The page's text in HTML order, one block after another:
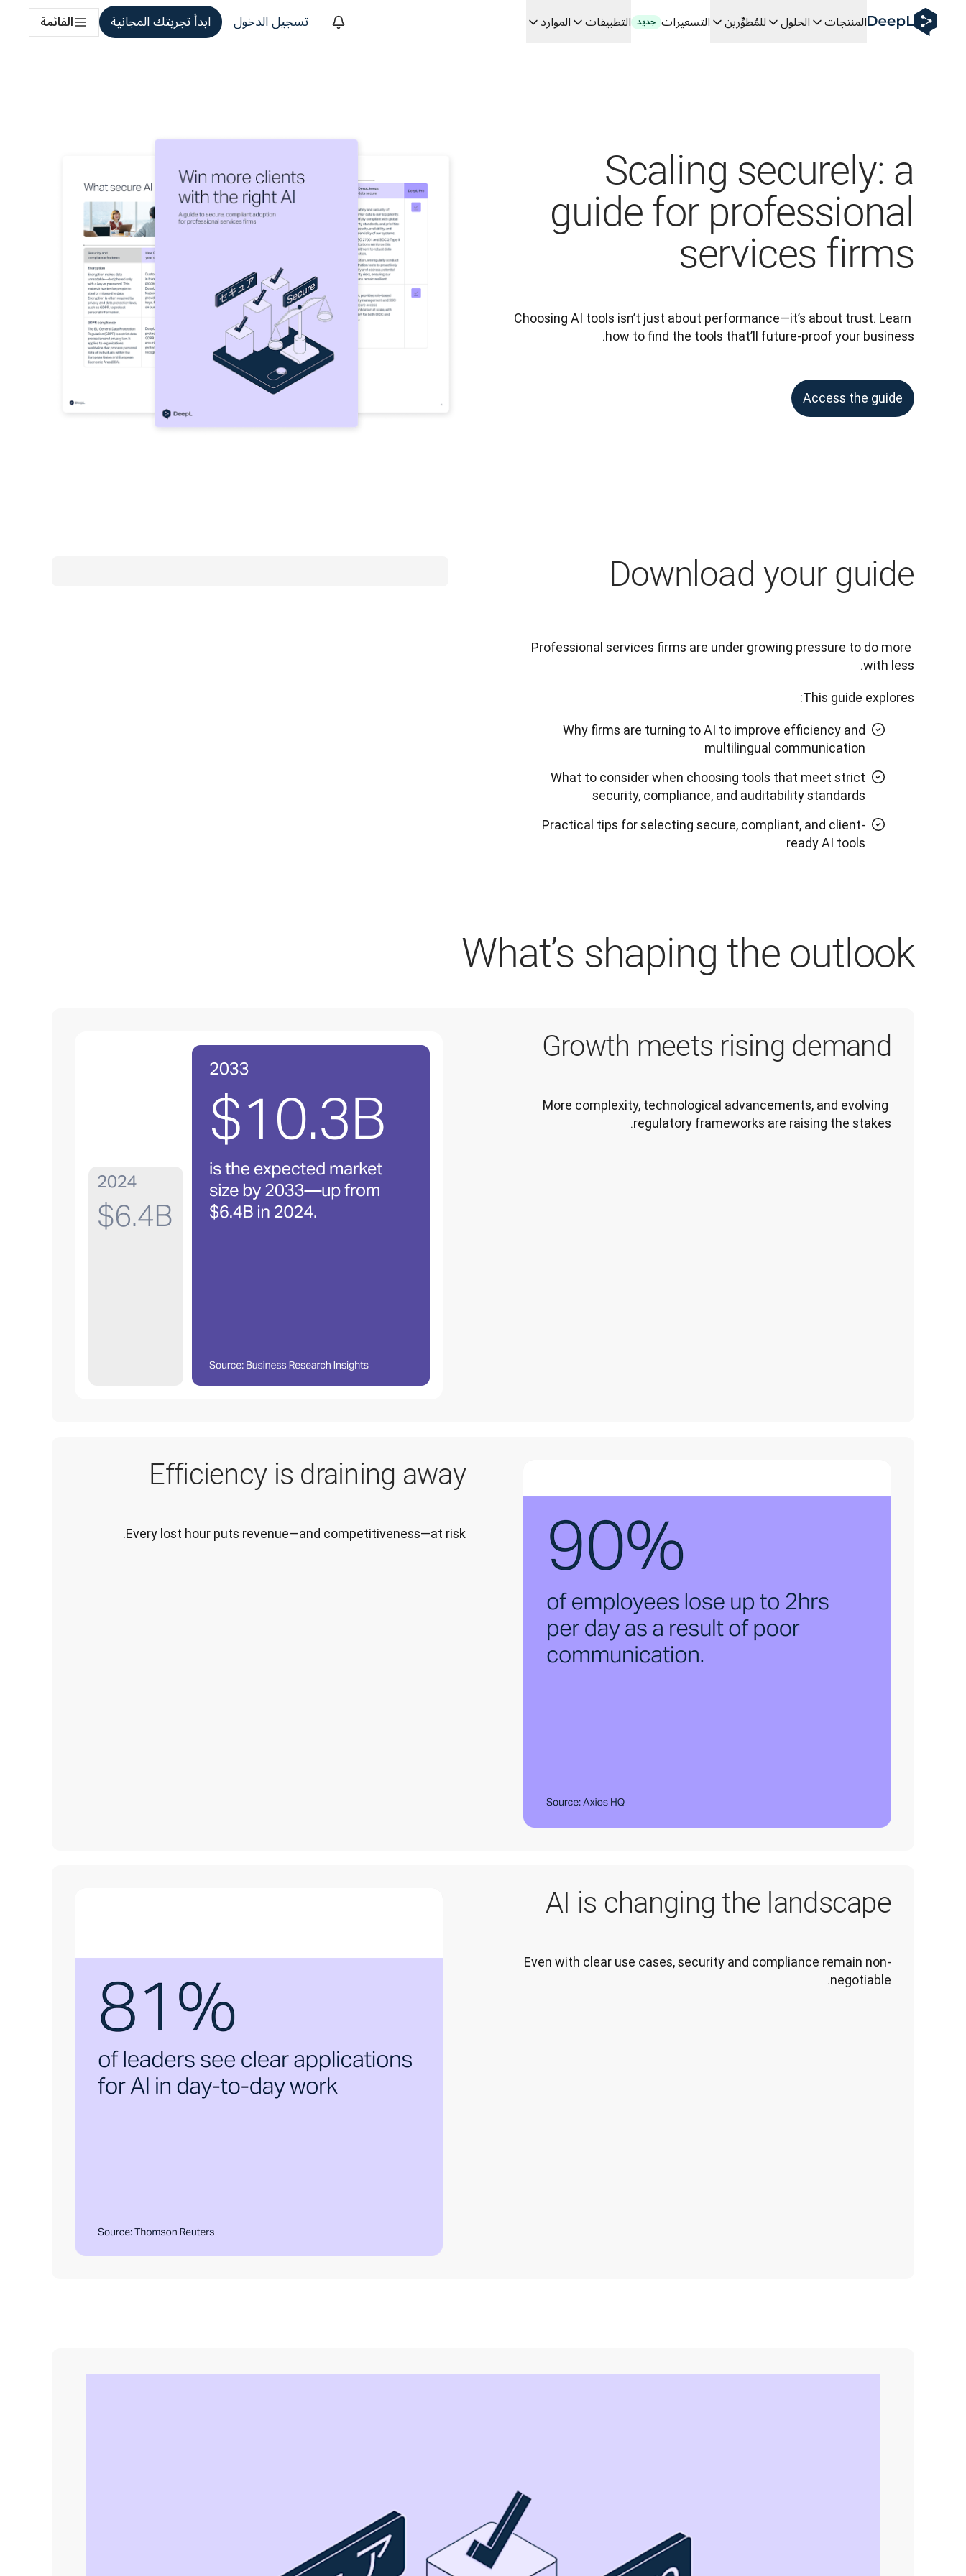
DeepL لوكلاء الذكاء الاصطناعي
Translation Flow في DeepL: عمليات سير عمل جديدة مدعومة بالذكاء الاصطناعي لحالات الاستخدام والتكاملات الرئيسية
The ROI of AI-native translation
المنتجات الحلول للمُطوِّرين التسعيرات جديد التطبيقات الموارد تسجيل الدخول ابدأ تجربتك المجانية القائمة
Scaling securely: a
guide for professional
services firms
Choosing AI tools isn’t just about performance—it’s about trust. Learn
how to find the tools that’ll future-proof your business.
Access the guide
Download your guide
Professional services firms are under growing pressure to do more
with less.
This guide explores:
Why firms are turning to AI to improve efficiency and
multilingual communication
What to consider when choosing tools that meet strict
security, compliance, and auditability standards
Practical tips for selecting secure, compliant, and client-
ready AI tools
What’s shaping the outlook
Growth meets rising demand
More complexity, technological advancements, and evolving
regulatory frameworks are raising the stakes.
Efficiency is draining away
Every lost hour puts revenue—and competitiveness—at risk.
AI is changing the landscape
Even with clear use cases, security and compliance remain non-
negotiable.